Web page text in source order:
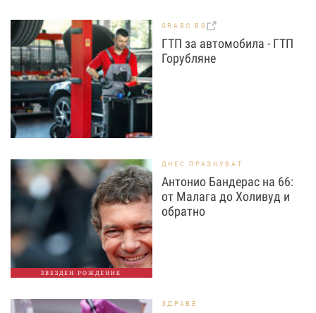
GRABO.BG
ГТП за автомобила - ГТП
Горубляне
ЗВЕЗДЕН РОЖДЕНИК
ДНЕС ПРАЗНУВАТ
Антонио Бандерас на 66:
от Малага до Холивуд и
обратно
ЗДРАВЕ